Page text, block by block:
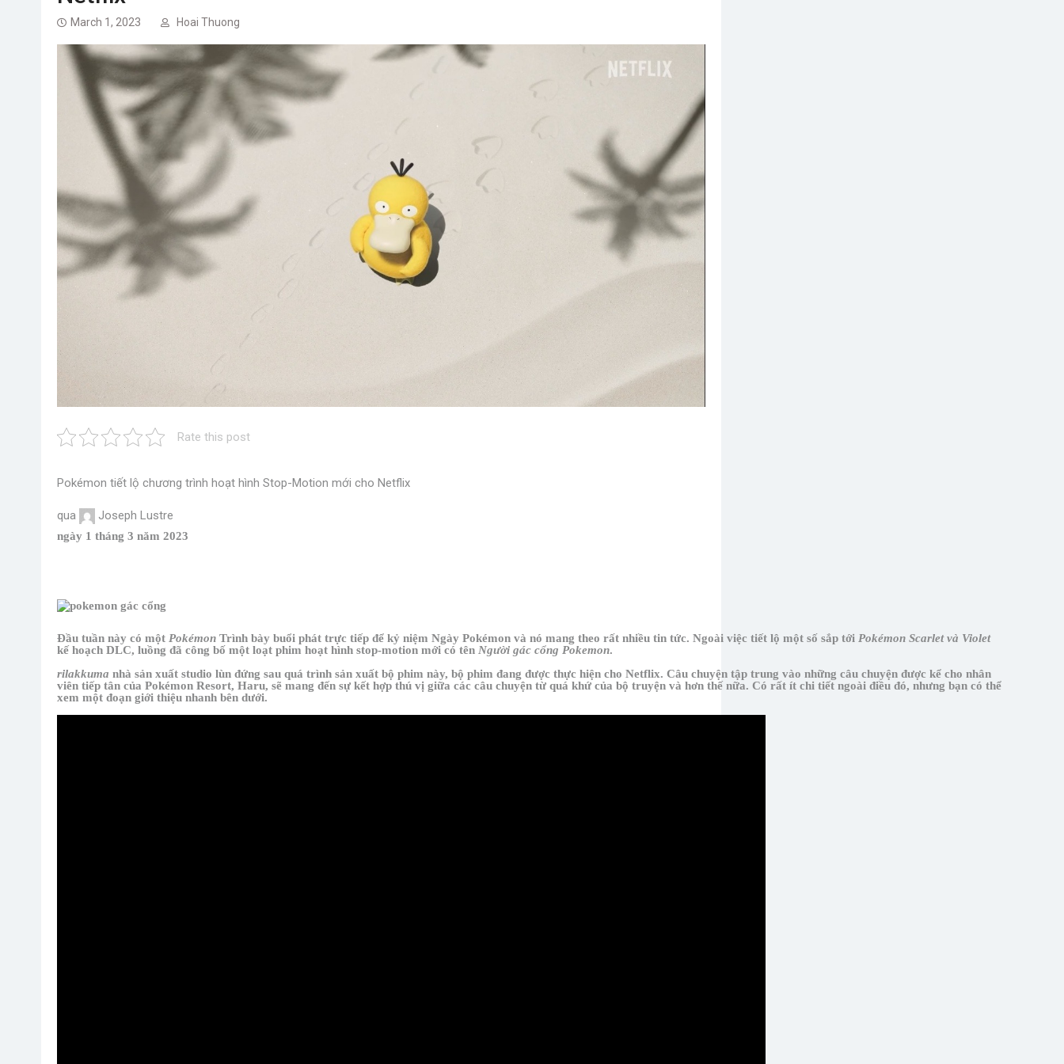
March 1, 2023 Hoai Thuong
Rate this post
Pokémon tiết lộ chương trình hoạt hình Stop-Motion mới cho Netflix
qua Joseph Lustre
ngày 1 tháng 3 năm 2023
Đầu tuần này có một Pokémon Trình bày buổi phát trực tiếp để kỷ niệm Ngày Pokémon và nó mang theo rất nhiều tin tức. Ngoài việc tiết lộ một số sắp tới Pokémon Scarlet và Violet
kế hoạch DLC, luồng đã công bố một loạt phim hoạt hình stop-motion mới có tên Người gác cổng Pokemon.
rilakkuma nhà sản xuất studio lùn đứng sau quá trình sản xuất bộ phim này, bộ phim đang được thực hiện cho Netflix. Câu chuyện tập trung vào những câu chuyện được kể cho nhân
viên tiếp tân của Pokémon Resort, Haru, sẽ mang đến sự kết hợp thú vị giữa các câu chuyện từ quá khứ của bộ truyện và hơn thế nữa. Có rất ít chi tiết ngoài điều đó, nhưng bạn có thể
xem một đoạn giới thiệu nhanh bên dưới.